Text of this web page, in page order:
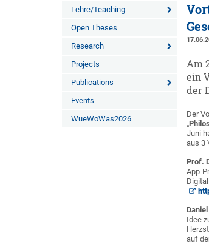
Lehre/Teaching
Open Theses
Research
Projects
Publications
Events
WueWoWas2026
Am
ein
der
Der
„
Juni
aus 3
Prof.
App-
Idee
auf